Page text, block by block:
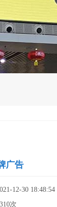
广告
12-30 18:48:54
次